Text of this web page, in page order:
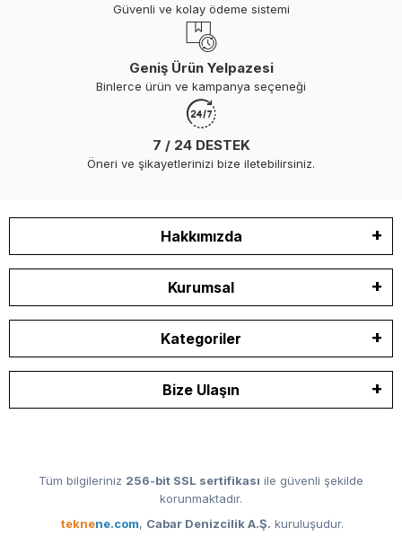
Güvenli ve kolay ödeme sistemi
Geniş Ürün Yelpazesi
Binlerce ürün ve kampanya seçeneği
7 / 24 DESTEK
Öneri ve şikayetlerinizi bize iletebilirsiniz.
Hakkımızda
Kurumsal
Kategoriler
Bize Ulaşın
Tüm bilgileriniz 256-bit SSL sertifikası ile güvenli şekilde
korunmaktadır.
teknene.com, Cabar Denizcilik A.Ş. kuruluşudur.